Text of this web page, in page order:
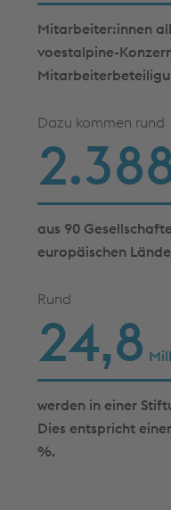
Mitarbeiter:innen
voestalpine-
Dazu kommen rund
aus 90
europäischen
Rund
25,0
werden in einer
Dies entspricht
%.